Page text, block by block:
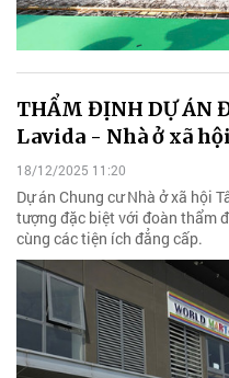
THẨM ĐỊNH DỰ ÁN
Lavida - Nhà ở xã
18/12/2025 11:20
Dự án Chung cư Nhà ở xã hội
tượng đặc biệt với đoàn thẩm
cùng các tiện ích đẳng cấp.